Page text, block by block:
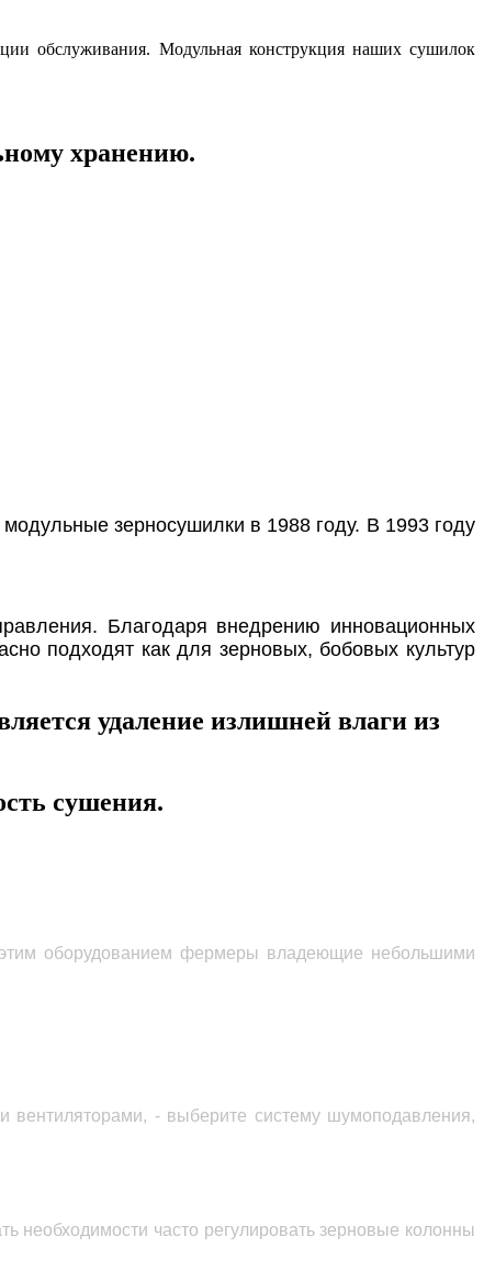
обслуживания. Модульная конструкция наших сушилок
хранению.
зерносушилки в 1988 году. В 1993 году
Благодаря внедрению инновационных
подходят как для зерновых, бобовых культур
удаление излишней влаги из
сушения.
оборудованием фермеры владеющие небольшими
вентиляторами, - выберите систему шумоподавления,
необходимости часто регулировать зерновые колонны